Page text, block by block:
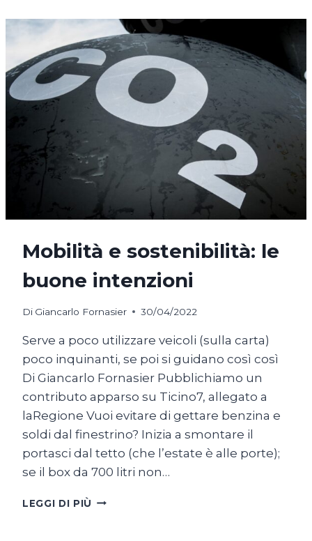
Mobilità e sostenibilità: le
buone intenzioni
Di Giancarlo Fornasier 30/04/2022
Serve a poco utilizzare veicoli (sulla carta)
poco inquinanti, se poi si guidano così così
Di Giancarlo Fornasier Pubblichiamo un
contributo apparso su Ticino7, allegato a
laRegione Vuoi evitare di gettare benzina e
soldi dal finestrino? Inizia a smontare il
portasci dal tetto (che l’estate è alle porte);
se il box da 700 litri non…
LEGGI DI PIÙ MOBILITÀ